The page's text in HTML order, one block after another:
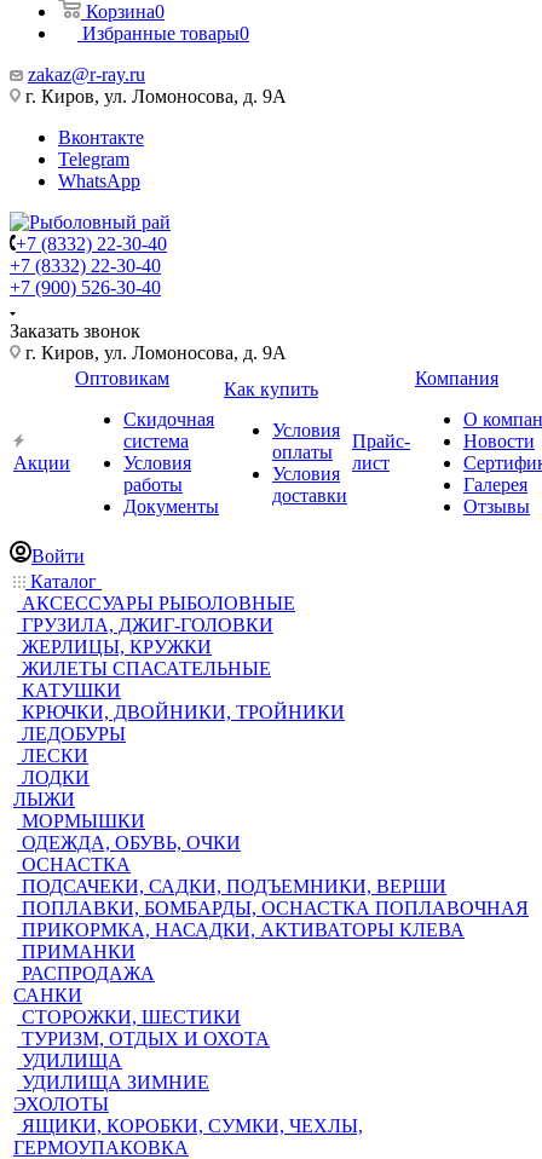
Корзина0
Избранные товары0
zakaz@r-ray.ru
г. Киров, ул. Ломоносова, д. 9А
Вконтакте
Telegram
WhatsApp
+7 (8332) 22-30-40
+7 (8332) 22-30-40
+7 (900) 526-30-40
Заказать звонок
г. Киров, ул. Ломоносова, д. 9А
Акции
Оптовикам
Скидочная
система
Условия
работы
Документы
Как купить
Условия
оплаты
Условия
доставки
Прайс-
лист
Компания
О
Новости
Галерея
Отзывы
Войти
Каталог
АКСЕССУАРЫ РЫБОЛОВНЫЕ
ГРУЗИЛА, ДЖИГ-ГОЛОВКИ
ЖЕРЛИЦЫ, КРУЖКИ
ЖИЛЕТЫ СПАСАТЕЛЬНЫЕ
КАТУШКИ
КРЮЧКИ, ДВОЙНИКИ, ТРОЙНИКИ
ЛЕДОБУРЫ
ЛЕСКИ
ЛОДКИ
ЛЫЖИ
МОРМЫШКИ
ОДЕЖДА, ОБУВЬ, ОЧКИ
ОСНАСТКА
ПОДСАЧЕКИ, САДКИ, ПОДЪЕМНИКИ, ВЕРШИ
ПОПЛАВКИ, БОМБАРДЫ, ОСНАСТКА ПОПЛАВОЧНАЯ
ПРИКОРМКА, НАСАДКИ, АКТИВАТОРЫ КЛЕВА
ПРИМАНКИ
РАСПРОДАЖА
САНКИ
СТОРОЖКИ, ШЕСТИКИ
ТУРИЗМ, ОТДЫХ И ОХОТА
УДИЛИЩА
УДИЛИЩА ЗИМНИЕ
ЭХОЛОТЫ
ЯЩИКИ, КОРОБКИ, СУМКИ, ЧЕХЛЫ,
ГЕРМОУПАКОВКА